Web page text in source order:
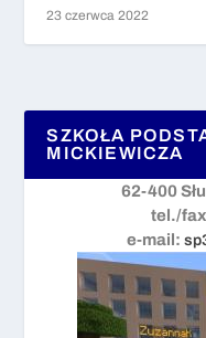
23 czerwca 2022
SZKOŁA
MICKIEWICZA
62-400
tel./fax
e-mail: